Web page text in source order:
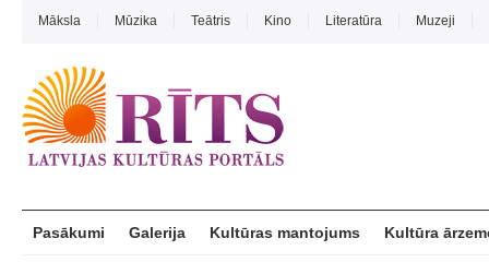
Māksla Mūzika Teātris Kino Literatūra Muzeji
Pasākumi Galerija Kultūras mantojums Kultūra